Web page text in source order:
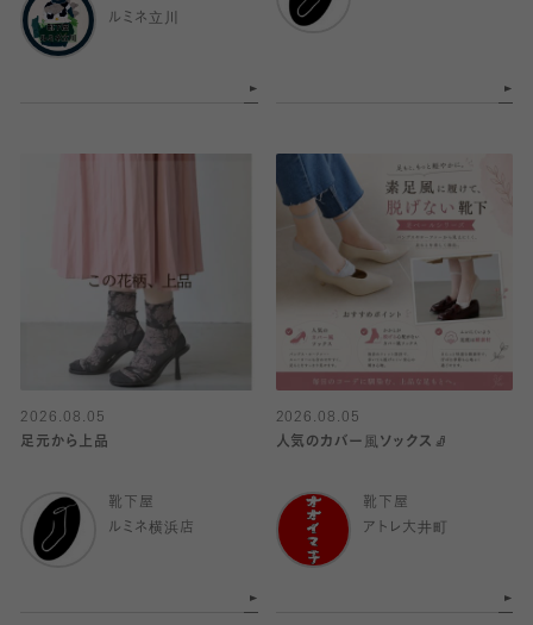
ルミネ立川
2026.08.05
足元から上品
靴下屋
ルミネ横浜店
2026.08.05
人気のカバー風ソックス🧦
靴下屋
アトレ大井町